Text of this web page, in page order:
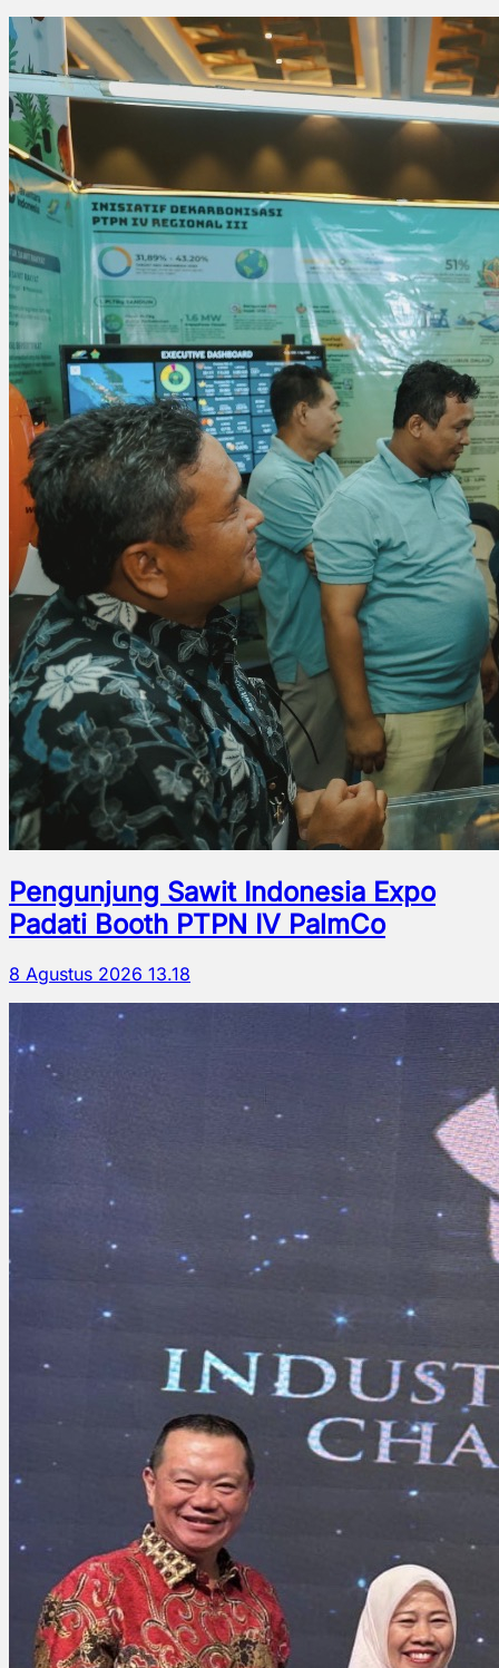
Pengunjung Sawit Indonesia Expo
Padati Booth PTPN IV PalmCo
8 Agustus 2026 13.18